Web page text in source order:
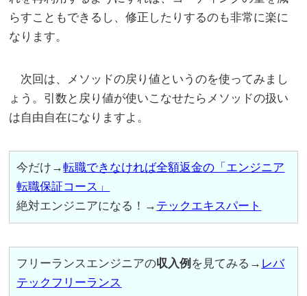
らすこともできるし、修正したりするのも非常に楽に
なります。
次回は、メソッドの戻り値というのを使ってみまし
ょう。引数と戻り値が使いこなせたらメソッドの扱い
は自由自在になりますよ。
今だけ→転職できなければ全額返金の「エンジニア
転職保証コース」
絶対エンジニアになる！→ テックエキスパート
フリーランスエンジニアの収入例 を見てみる→ レバ
テックフリーランス